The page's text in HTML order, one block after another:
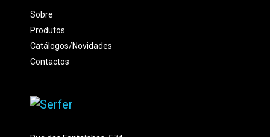
Sobre
Produtos
Catálogos/Novidades
Contactos